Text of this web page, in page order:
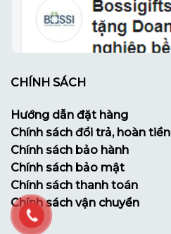
CHÍNH SÁCH
Hướng dẫn đặt hàng
Chính sách đổi trả, hoàn tiền
Chính sách bảo hành
Chính sách bảo mật
Chính sách thanh toán
Chính sách vận chuyển